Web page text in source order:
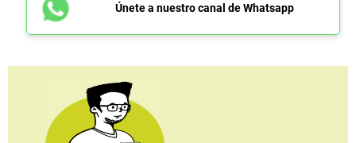
Únete a nuestro canal de Whatsapp